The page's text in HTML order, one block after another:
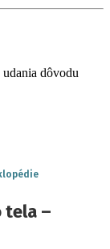
dôvodu
tela –